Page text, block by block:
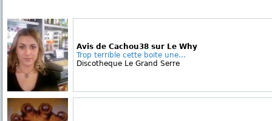
Avis de Cachou38 sur Le Why
Trop terrible cette boite une...
Discotheque Le Grand Serre